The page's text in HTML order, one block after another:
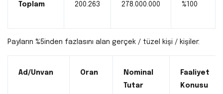
Toplam 200.263 278.000.000 %100
Payların %5inden fazlasını alan gerçek / tüzel kişi / kişiler:
Ad/Unvan Oran
Nominal
Tutar
Faaliyet
Konusu